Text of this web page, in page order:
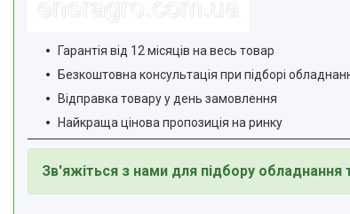
Гарантія від 12 місяців на весь товар
Безкоштовна консультація при підборі
Відправка товару у день замовлення
Найкраща цінова пропозиція на ринку
Зв'яжіться з нами для підбору